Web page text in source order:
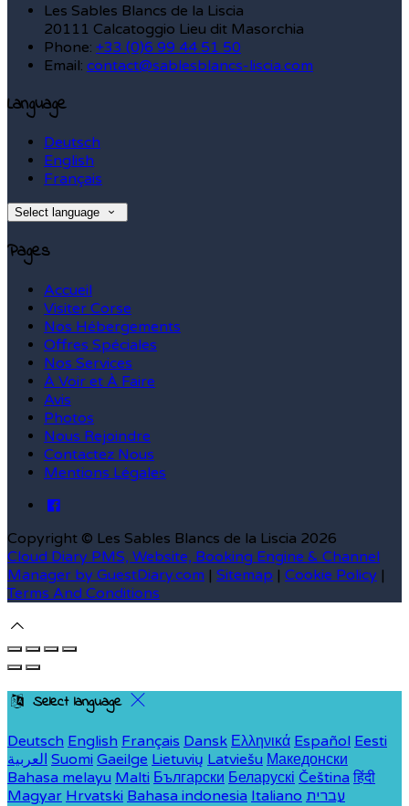
Les Sables Blancs de la Liscia
20111 Calcatoggio Lieu dit Masorchia
Phone: +33 (0)6 99 44 51 50
Email: contact@sablesblancs-liscia.com
Language
Deutsch
English
Français
Select language
Pages
Accueil
Visiter Corse
Nos Hébergements
Offres Spéciales
Nos Services
À Voir et À Faire
Avis
Photos
Nous Rejoindre
Contactez Nous
Mentions Légales
Copyright © Les Sables Blancs de la Liscia 2026
Cloud Diary PMS, Website, Booking Engine & Channel
Manager by GuestDiary.com | Sitemap | Cookie Policy |
Terms And Conditions
Select language
Deutsch English Français Dansk Ελληνικά Español Eesti
العربية Suomi Gaeilge Lietuvių Latviešu Македонски
Bahasa melayu Malti Български Беларускі Čeština हिंदी
Magyar Hrvatski Bahasa indonesia Italiano עברית